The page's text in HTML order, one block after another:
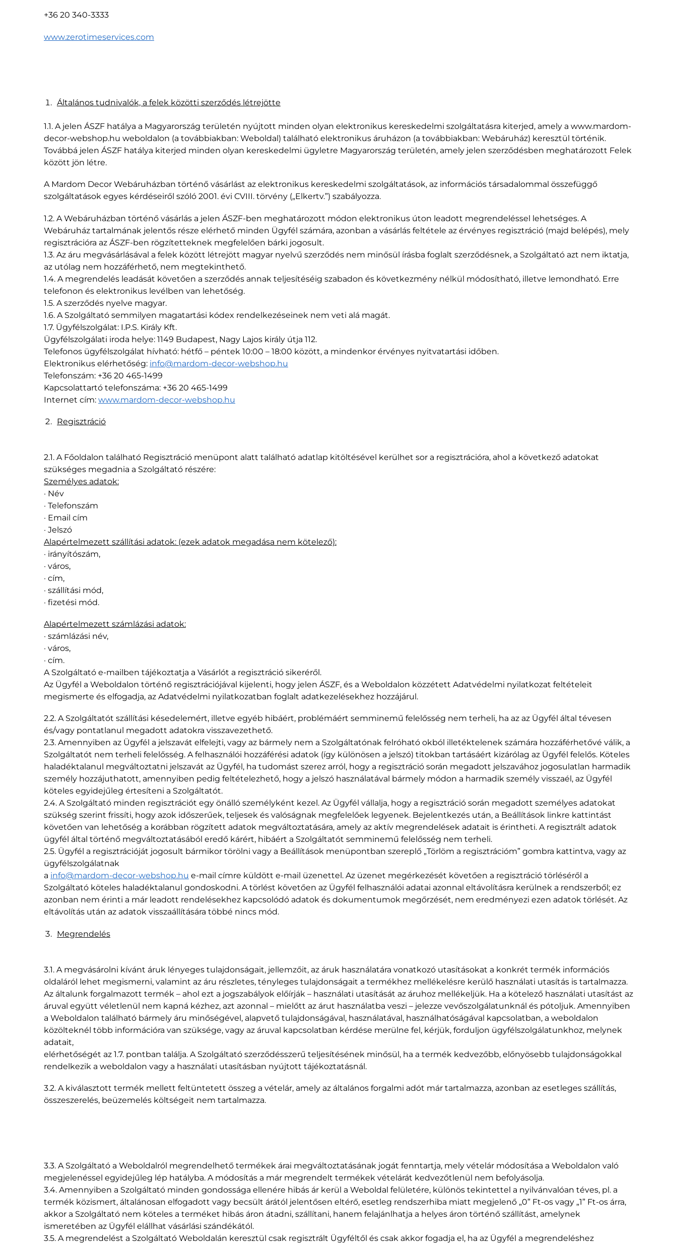
+36 20 340-3333
www.zerotimeservices.com
Általános tudnivalók, a felek közötti szerződés létrejötte
1.1. A jelen ÁSZF hatálya a Magyarország területén nyújtott minden olyan elektronikus kereskedelmi szolgáltatásra kiterjed, amely a www.mardom-
decor-webshop.hu weboldalon (a továbbiakban: Weboldal) található elektronikus áruházon (a továbbiakban: Webáruház) keresztül történik.
Továbbá jelen ÁSZF hatálya kiterjed minden olyan kereskedelmi ügyletre Magyarország területén, amely jelen szerződésben meghatározott Felek
között jön létre.
A Mardom Decor Webáruházban történő vásárlást az elektronikus kereskedelmi szolgáltatások, az információs társadalommal összefüggő
szolgáltatások egyes kérdéseiről szóló 2001. évi CVIII. törvény („Elkertv.”) szabályozza.
1.2. A Webáruházban történő vásárlás a jelen ÁSZF-ben meghatározott módon elektronikus úton leadott megrendeléssel lehetséges. A
Webáruház tartalmának jelentős része elérhető minden Ügyfél számára, azonban a vásárlás feltétele az érvényes regisztráció (majd belépés), mely
regisztrációra az ÁSZF-ben rögzítetteknek megfelelően bárki jogosult.
1.3. Az áru megvásárlásával a felek között létrejött magyar nyelvű szerződés nem minősül írásba foglalt szerződésnek, a Szolgáltató azt nem iktatja,
az utólag nem hozzáférhető, nem megtekinthető.
1.4. A megrendelés leadását követően a szerződés annak teljesítéséig szabadon és következmény nélkül módosítható, illetve lemondható. Erre
telefonon és elektronikus levélben van lehetőség.
1.5. A szerződés nyelve magyar.
1.6. A Szolgáltató semmilyen magatartási kódex rendelkezéseinek nem veti alá magát.
1.7. Ügyfélszolgálat: I.P.S. Király Kft.
Ügyfélszolgálati iroda helye: 1149 Budapest, Nagy Lajos király útja 112.
Telefonos ügyfélszolgálat hívható: hétfő – péntek 10:00 – 18:00 között, a mindenkor érvényes nyitvatartási időben.
Elektronikus elérhetőség: info@mardom-decor-webshop.hu
Telefonszám: +36 20 465-1499
Kapcsolattartó telefonszáma: +36 20 465-1499
Internet cím: www.mardom-decor-webshop.hu
Regisztráció
2.1. A Főoldalon található Regisztráció menüpont alatt található adatlap kitöltésével kerülhet sor a regisztrációra, ahol a következő adatokat
szükséges megadnia a Szolgáltató részére:
Személyes adatok:
· Név
· Telefonszám
· Email cím
· Jelszó
Alapértelmezett szállítási adatok: (ezek adatok megadása nem kötelező):
· irányítószám,
· város,
· cím,
· szállítási mód,
· fizetési mód.
Alapértelmezett számlázási adatok:
· számlázási név,
· város,
· cím.
A Szolgáltató e-mailben tájékoztatja a Vásárlót a regisztráció sikeréről.
Az Ügyfél a Weboldalon történő regisztrációjával kijelenti, hogy jelen ÁSZF, és a Weboldalon közzétett Adatvédelmi nyilatkozat feltételeit
megismerte és elfogadja, az Adatvédelmi nyilatkozatban foglalt adatkezelésekhez hozzájárul.
2.2. A Szolgáltatót szállítási késedelemért, illetve egyéb hibáért, problémáért semminemű felelősség nem terheli, ha az az Ügyfél által tévesen
és/vagy pontatlanul megadott adatokra visszavezethető.
2.3. Amennyiben az Ügyfél a jelszavát elfelejti, vagy az bármely nem a Szolgáltatónak felróható okból illetéktelenek számára hozzáférhetővé válik, a
Szolgáltatót nem terheli felelősség. A felhasználói hozzáférési adatok (így különösen a jelszó) titokban tartásáért kizárólag az Ügyfél felelős. Köteles
haladéktalanul megváltoztatni jelszavát az Ügyfél, ha tudomást szerez arról, hogy a regisztráció során megadott jelszavához jogosulatlan harmadik
személy hozzájuthatott, amennyiben pedig feltételezhető, hogy a jelszó használatával bármely módon a harmadik személy visszaél, az Ügyfél
köteles egyidejűleg értesíteni a Szolgáltatót.
2.4. A Szolgáltató minden regisztrációt egy önálló személyként kezel. Az Ügyfél vállalja, hogy a regisztráció során megadott személyes adatokat
szükség szerint frissíti, hogy azok időszerűek, teljesek és valóságnak megfelelőek legyenek. Bejelentkezés után, a Beállítások linkre kattintást
követően van lehetőség a korábban rögzített adatok megváltoztatására, amely az aktív megrendelések adatait is érintheti. A regisztrált adatok
ügyfél által történő megváltoztatásából eredő kárért, hibáért a Szolgáltatót semminemű felelősség nem terheli.
2.5. Ügyfél a regisztrációját jogosult bármikor törölni vagy a Beállítások menüpontban szereplő „Törlöm a regisztrációm” gombra kattintva, vagy az
ügyfélszolgálatnak
a info@mardom-decor-webshop.hu e-mail címre küldött e-mail üzenettel. Az üzenet megérkezését követően a regisztráció törléséről a
Szolgáltató köteles haladéktalanul gondoskodni. A törlést követően az Ügyfél felhasználói adatai azonnal eltávolításra kerülnek a rendszerből; ez
azonban nem érinti a már leadott rendelésekhez kapcsolódó adatok és dokumentumok megőrzését, nem eredményezi ezen adatok törlését. Az
eltávolítás után az adatok visszaállítására többé nincs mód.
Megrendelés
3.1. A megvásárolni kívánt áruk lényeges tulajdonságait, jellemzőit, az áruk használatára vonatkozó utasításokat a konkrét termék információs
oldaláról lehet megismerni, valamint az áru részletes, tényleges tulajdonságait a termékhez mellékelésre kerülő használati utasítás is tartalmazza.
Az általunk forgalmazott termék – ahol ezt a jogszabályok előírják – használati utasítását az áruhoz mellékeljük. Ha a kötelező használati utasítást az
áruval együtt véletlenül nem kapná kézhez, azt azonnal – mielőtt az árut használatba veszi – jelezze vevőszolgálatunknál és pótoljuk. Amennyiben
a Weboldalon található bármely áru minőségével, alapvető tulajdonságával, használatával, használhatóságával kapcsolatban, a weboldalon
közölteknél több információra van szüksége, vagy az áruval kapcsolatban kérdése merülne fel, kérjük, forduljon ügyfélszolgálatunkhoz, melynek
adatait,
elérhetőségét az 1.7. pontban találja. A Szolgáltató szerződésszerű teljesítésének minősül, ha a termék kedvezőbb, előnyösebb tulajdonságokkal
rendelkezik a weboldalon vagy a használati utasításban nyújtott tájékoztatásnál.
3.2. A kiválasztott termék mellett feltüntetett összeg a vételár, amely az általános forgalmi adót már tartalmazza, azonban az esetleges szállítás,
összeszerelés, beüzemelés költségeit nem tartalmazza.
3.3. A Szolgáltató a Weboldalról megrendelhető termékek árai megváltoztatásának jogát fenntartja, mely vételár módosítása a Weboldalon való
megjelenéssel egyidejűleg lép hatályba. A módosítás a már megrendelt termékek vételárát kedvezőtlenül nem befolyásolja.
3.4. Amennyiben a Szolgáltató minden gondossága ellenére hibás ár kerül a Weboldal felületére, különös tekintettel a nyilvánvalóan téves, pl. a
termék közismert, általánosan elfogadott vagy becsült árától jelentősen eltérő, esetleg rendszerhiba miatt megjelenő „0” Ft-os vagy „1” Ft-os árra,
akkor a Szolgáltató nem köteles a terméket hibás áron átadni, szállítani, hanem felajánlhatja a helyes áron történő szállítást, amelynek
ismeretében az Ügyfél elállhat vásárlási szándékától.
3.5. A megrendelést a Szolgáltató Weboldalán keresztül csak regisztrált Ügyféltől és csak akkor fogadja el, ha az Ügyfél a megrendeléshez